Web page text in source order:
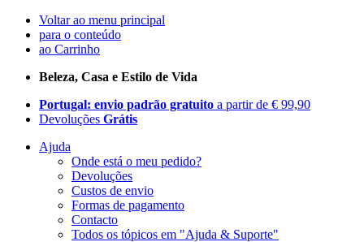
Voltar ao menu principal
para o conteúdo
ao Carrinho
Beleza, Casa e Estilo de Vida
Portugal: envio padrão gratuito a partir de € 99,90
Devoluções Grátis
Ajuda
Onde está o meu pedido?
Devoluções
Custos de envio
Formas de pagamento
Contacto
Todos os tópicos em "Ajuda & Suporte"